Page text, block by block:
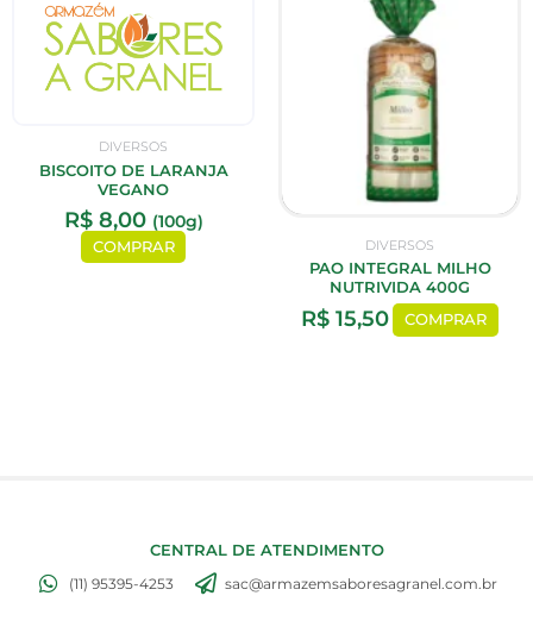
DIVERSOS
BISCOITO DE LARANJA
VEGANO
R$8,00 (100g)
COMPRAR DIVERSOS
PAO INTEGRAL MILHO
NUTRIVIDA 400G
R$ 15,50 COMPRAR
CENTRAL DE ATENDIMENTO
(11) 95395-4253 sac@armazemsaboresagranel.com.br